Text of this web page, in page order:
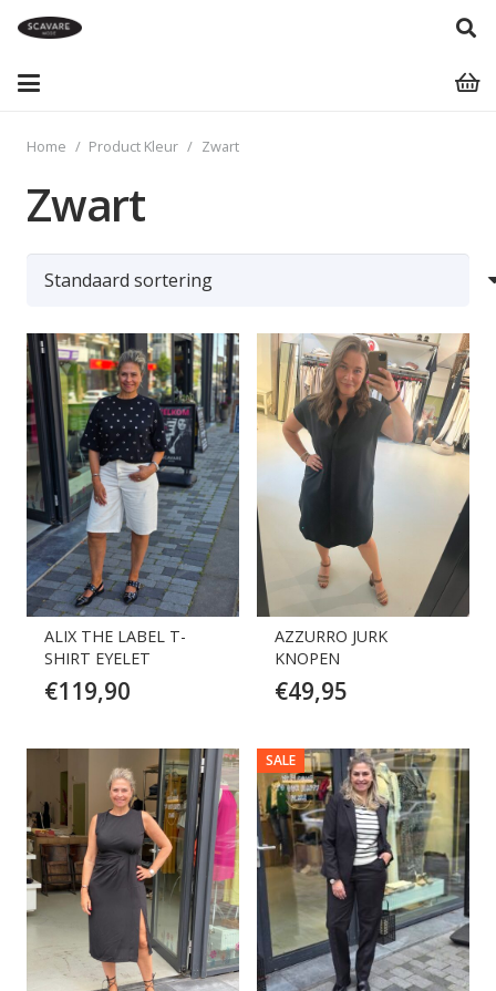
Home / Product Kleur / Zwart
Zwart
ALIX THE LABEL T-
SHIRT EYELET
€119,90
AZZURRO JURK
KNOPEN
€49,95
SALE